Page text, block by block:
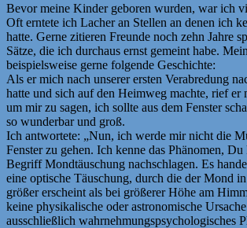
Bevor meine Kinder geboren wurden, war ich
Oft erntete ich Lacher an Stellen an denen ich
hatte. Gerne zitieren Freunde noch zehn Jahre
Sätze, die ich durchaus ernst gemeint habe.
beispielsweise gerne folgende Geschichte:
Als er mich nach unserer ersten Verabredung
hatte und sich auf den Heimweg machte, rief er
um mir zu sagen, ich sollte aus dem Fenster
so wunderbar und groß.
Ich antwortete: „Nun, ich werde mir nicht die
Fenster zu gehen. Ich kenne das Phänomen, Du
Begriff Mondtäuschung nachschlagen. Es
eine optische Täuschung, durch die der Mond
größer erscheint als bei größerer Höhe am
keine physikalische oder astronomische
ausschließlich wahrnehmungspsychologisches